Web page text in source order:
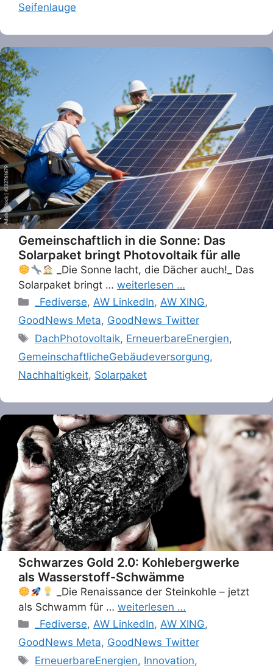
Seifenlauge
Gemeinschaftlich in die Sonne: Das
Solarpaket bringt Photovoltaik für alle
_Die Sonne lacht, die Dächer auch!_ Das
Solarpaket bringt … weiterlesen …
Categories
_Fediverse,AW LinkedIn,AW XING,
GoodNews Meta, GoodNews Twitter
Tags
DachPhotovoltaik, ErneuerbareEnergien,
GemeinschaftlicheGebäudeversorgung,
Nachhaltigkeit, Solarpaket
Schwarzes Gold 2.0: Kohlebergwerke
als Wasserstoff-Schwämme
_Die Renaissance der Steinkohle – jetzt
als Schwamm für … weiterlesen …
Categories
_Fediverse,AW LinkedIn,AW XING,
GoodNews Meta, GoodNews Twitter
Tags
ErneuerbareEnergien, Innovation,